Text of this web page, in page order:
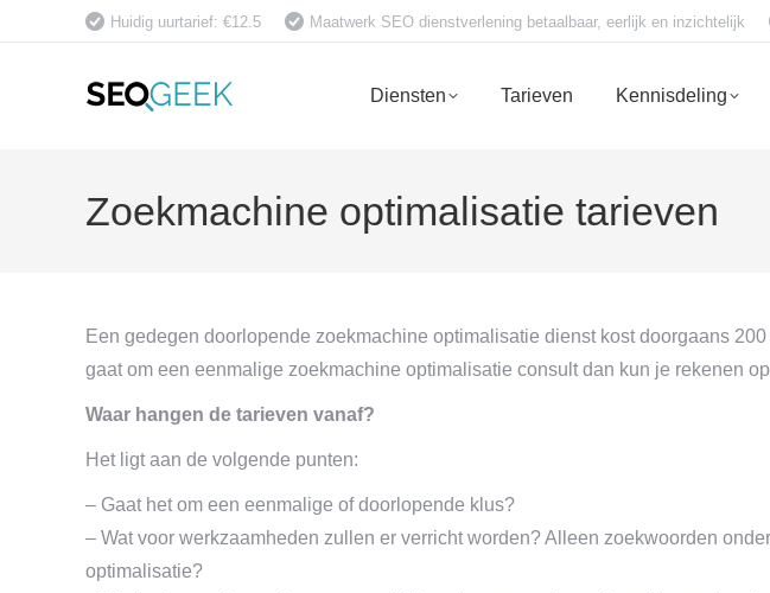
Huidig uurtarief: €12.5 Maatwerk SEO dienstverlening betaalbaar, eerlijk en inzichtelijk
Diensten Tarieven Kennisdeling
Zoekmachine optimalisatie tarieven
Een gedegen doorlopende zoekmachine optimalisatie dienst kost doorgaans
gaat om een eenmalige zoekmachine optimalisatie consult dan kun je rekenen
Waar hangen de tarieven vanaf?
Het ligt aan de volgende punten:
– Gaat het om een eenmalige of doorlopende klus?
– Wat voor werkzaamheden zullen er verricht worden? Alleen zoekwoorden
optimalisatie?